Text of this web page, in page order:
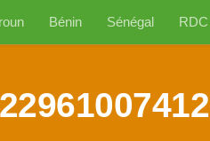
Bénin Sénégal RDC